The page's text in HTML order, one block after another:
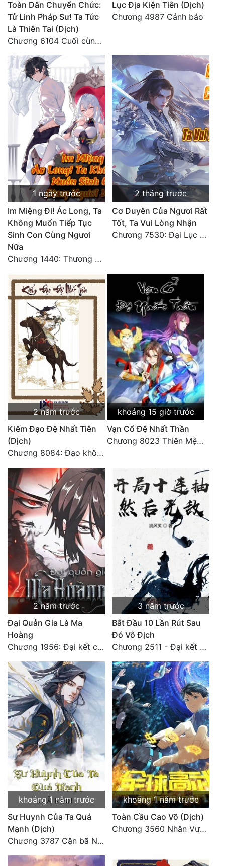
Quân Sự
Sắc
Sủng
Thanh Xuân
Tiên Hiệp
Tiểu Thuyết
Trinh Thám
Triều Đấu
Trùng Sinh
Trọng Sinh
Tu Chân
Tu Tiên
Tội Phạm
Vô Địch
Võ Hiệp
Võng Du
Xuyên Không
Xuyên Nhanh
Xuyên Sách
Xuyên Thư
Điền Văn
Đô Thị
Đông Phương
Đông Phương Huyền Huyễn
Đồng Nhân
Cẩu Đạo Trường Sinh
Ngự Thú
Truyện Nam
Truyện Nữ
Vô Địch Lưu
Đam Mỹ
Đẹp
Đẹp Hiệp
Tính Cách Nhân Vật :
Cơ Trí
Sát Phạt Quyết Đoán
Điềm Đạm
Toàn Dân Chuyển Chức:
Tử Linh Pháp Sư! Ta Tức
Là Thiên Tai (Dịch)
Chương 6104 Cuối cùng (HẾT)
Lục Địa Kiện Tiên (Dịch)
Chương 4987 Cảnh báo
1 ngày trước
Im Miệng Đi! Ác Long, Ta
Không Muốn Tiếp Tục
Sinh Con Cùng Ngươi
Nữa
Chương 1440: Thương Hoành Vạn Vật (7)
2 tháng trước
Cơ Duyên Của Ngươi Rất
Tốt, Ta Vui Lòng Nhận
Chương 7530: Đại Lục Khởi Nguyên – Kiến Thành 71
2 năm trước
Kiếm Đạo Đệ Nhất Tiên
(Dịch)
Chương 8084: Đạo không bờ bến (Đại kết cục) (10)
khoảng 15 giờ trước
Vạn Cổ Đệ Nhất Thần
Chương 8023 Thiên Mệnh cương đồ
2 năm trước
Đại Quản Gia Là Ma
Hoàng
Chương 1956: Đại kết cục
3 năm trước
Bắt Đầu 10 Lần Rút Sau
Đó Vô Địch
Chương 2511 - Đại kết cục, Phiên ngoại thiên: Chư thiên quy nhất giới, vĩnh hằng thế giới. Hết!
khoảng 1 năm trước
Sư Huynh Của Ta Quá
Mạnh (Dịch)
Chương 3787 Cặn bã Nam Thiên Đạo
khoảng 1 năm trước
Toàn Cầu Cao Võ (Dịch)
Chương 3560 Nhân Vương trở về - END